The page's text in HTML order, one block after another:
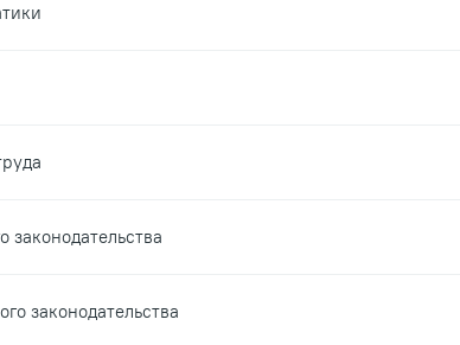
законодательства
законодательства